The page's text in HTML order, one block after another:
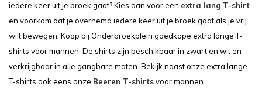
iedere keer uit je broek gaat? Kies dan voor een extra lang T-shirt
en voorkom dat je overhemd iedere keer uit je broek gaat als je vrij
wilt bewegen. Koop bij Onderbroekplein goedkope extra lange T-
shirts voor mannen. De shirts zijn beschikbaar in zwart en wit en
verkrijgbaar in alle gangbare maten. Bekijk naast onze extra lange
T-shirts ook eens onze Beeren T-shirtsvoor mannen.